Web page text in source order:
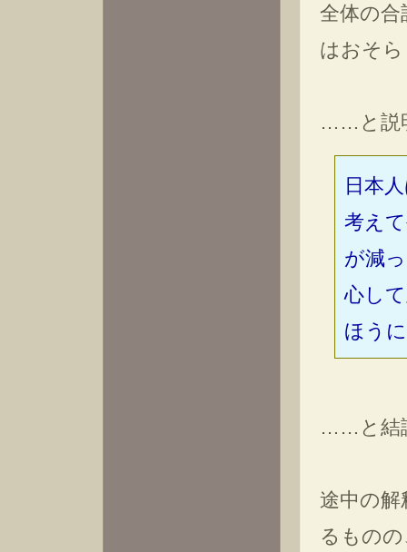
全体の合
はおそ
……と説
日本
考え
が減
心し
ほう
……と結
途中の
るもの